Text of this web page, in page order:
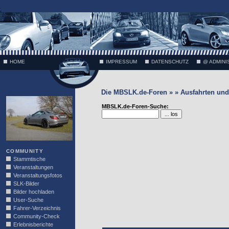
;
HOME IMPRESSUM DATENSCHUTZ @
COMMUNITY
Stammtische
Veranstaltungen
Veranstaltungsfotos
SLK-Bilder
Bilder hochladen
User-Suche
Fahrer-Verzeichnis
Community-Check
Erlebnisberichte
Die MBSLK.de-Foren » » Ausfahrten
MBSLK.de-Foren-Suche: